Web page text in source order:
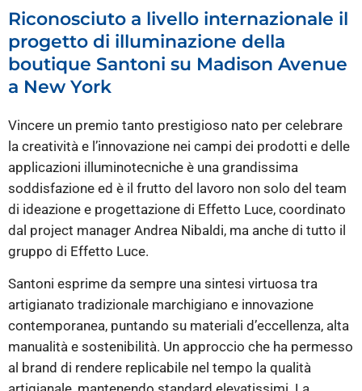
Riconosciuto a livello internazionale il
progetto di illuminazione della
boutique Santoni su Madison Avenue
a New York
Vincere un premio tanto prestigioso nato per celebrare
la creatività e l’innovazione nei campi dei prodotti e delle
applicazioni illuminotecniche è una grandissima
soddisfazione ed è il frutto del lavoro non solo del team
di ideazione e progettazione di Effetto Luce, coordinato
dal project manager Andrea Nibaldi, ma anche di tutto il
gruppo di Effetto Luce.
Santoni esprime da sempre una sintesi virtuosa tra
artigianato tradizionale marchigiano e innovazione
contemporanea, puntando su materiali d’eccellenza, alta
manualità e sostenibilità. Un approccio che ha permesso
al brand di rendere replicabile nel tempo la qualità